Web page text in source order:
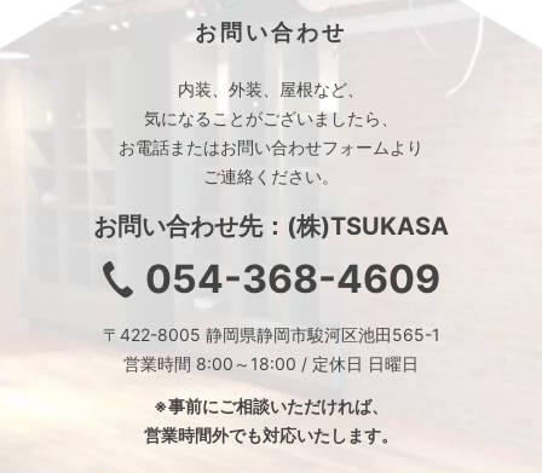
お問い合わせ
内装、外装、屋根など、
気になることがございましたら、
お電話またはお問い合わせフォームより
ご連絡ください。
お問い合わせ先：(株)TSUKASA
054-368-4609
〒422-8005 静岡県静岡市駿河区池田565-1
営業時間 8:00～18:00 / 定休日 日曜日
※事前にご相談いただければ、
営業時間外でも対応いたします。